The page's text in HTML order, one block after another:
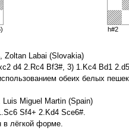
h#2
Zoltan Labai (Slovakia)
d4 2.Rc4 Bf3#, 3) 1.Kc4 Bd1
обеих белых
Luis Miguel Martin (Spain)
Sf4+ 2.Kd4 Sce6#.
лёгкой форме.